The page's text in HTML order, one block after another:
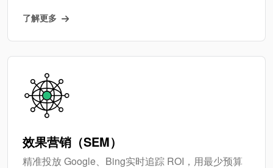
了解更多
效果营销（SEM）
精准投放 Google、Bing实时追踪 ROI，用最少预算